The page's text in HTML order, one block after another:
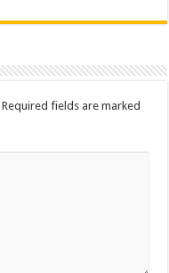
Required fields are marked